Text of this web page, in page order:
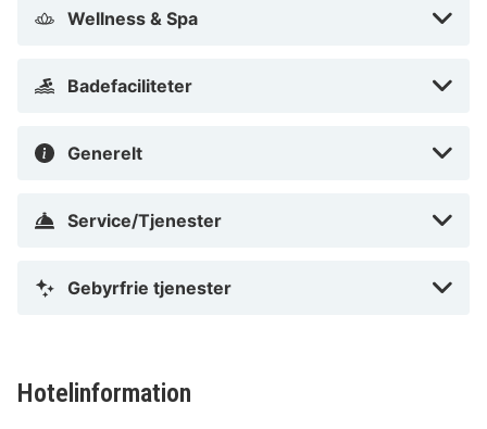
Wellness & Spa
Badefaciliteter
Generelt
Service/Tjenester
Gebyrfrie tjenester
Hotelinformation